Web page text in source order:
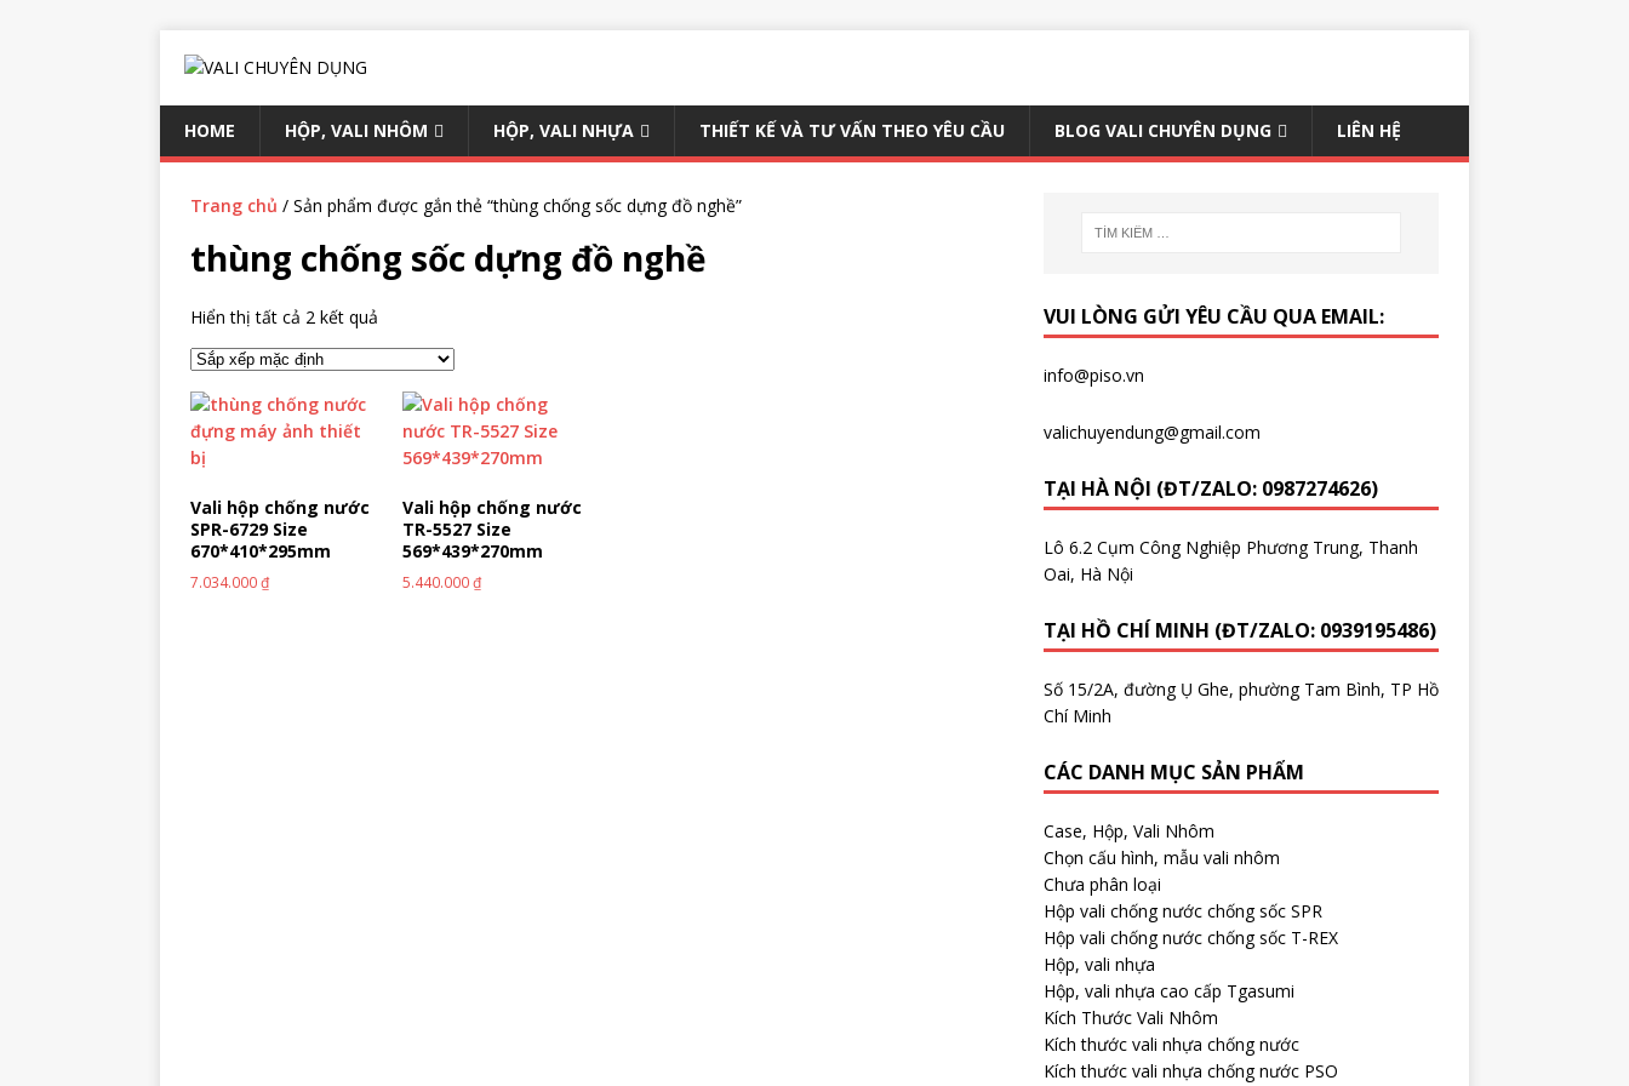
HOME HỘP, VALI NHÔM HỘP, VALI NHỰA THIẾT KẾ VÀ TƯ VẤN THEO YÊU CẦU BLOG VALI CHUYÊN DỤNG LIÊN HỆ
Trang chủ / Sản phẩm được gắn thẻ “thùng chống sốc dựng đồ nghề”
thùng chống sốc dựng đồ nghề
Hiển thị tất cả 2 kết quả
Vali hộp chống nước
SPR-6729 Size
670*410*295mm
7.034.000₫
Vali hộp chống nước
TR-5527 Size
569*439*270mm
5.440.000₫
VUI LÒNG GỬI YÊU CẦU QUA EMAIL:
info@piso.vn
valichuyendung@gmail.com
TẠI HÀ NỘI (ĐT/ZALO: 0987274626)
Lô 6.2 Cụm Công Nghiệp Phương Trung, Thanh
Oai, Hà Nội
TẠI HỒ CHÍ MINH (ĐT/ZALO: 0939195486)
Số 15/2A, đường Ụ Ghe, phường Tam Bình, TP Hồ
Chí Minh
CÁC DANH MỤC SẢN PHẨM
Case, Hộp, Vali Nhôm
Chọn cấu hình, mẫu vali nhôm
Chưa phân loại
Hộp vali chống nước chống sốc SPR
Hộp vali chống nước chống sốc T-REX
Hộp, vali nhựa
Hộp, vali nhựa cao cấp Tgasumi
Kích Thước Vali Nhôm
Kích thước vali nhựa chống nước
Kích thước vali nhựa chống nước PSO